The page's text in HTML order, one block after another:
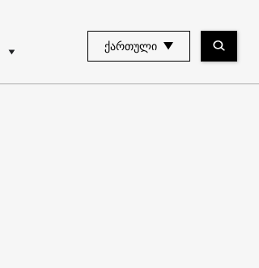
ᲥᲐᲠᲗᲣᲚᲘ